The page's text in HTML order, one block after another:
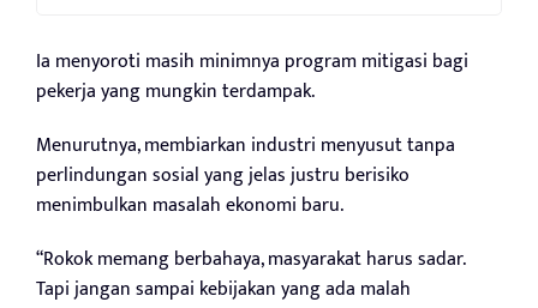
Ia menyoroti masih minimnya program mitigasi bagi
pekerja yang mungkin terdampak.
Menurutnya, membiarkan industri menyusut tanpa
perlindungan sosial yang jelas justru berisiko
menimbulkan masalah ekonomi baru.
“Rokok memang berbahaya, masyarakat harus sadar.
Tapi jangan sampai kebijakan yang ada malah